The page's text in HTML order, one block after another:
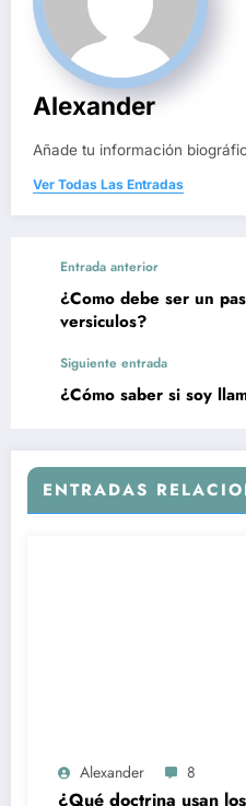
Alexander
Añade tu información
Ver Todas Las Entradas
Entrada anterior
¿Como debe ser un
versiculos?
Siguiente entrada
¿Cómo saber si soy
ENTRADAS
Alexander 8
¿Qué doctrina usan